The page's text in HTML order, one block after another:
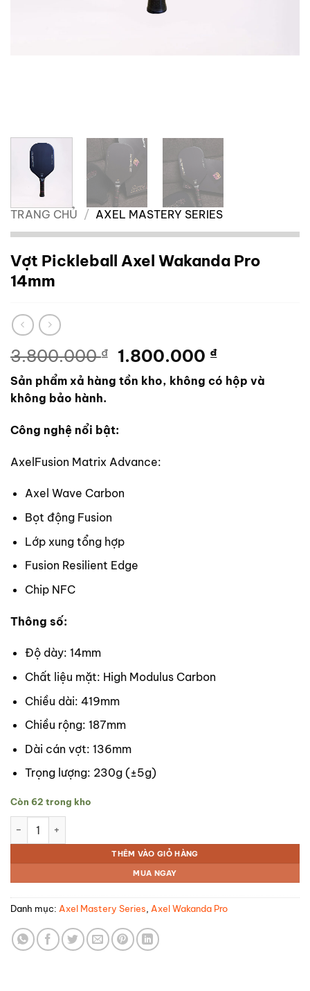
TRANG CHỦ / AXEL MASTERY SERIES
Vợt Pickleball Axel Wakanda Pro
14mm
3.800.000₫
Giá
gốc
là:
1.800.000 ₫Giá
hiện
tại
Sản phẩm xả hàng tồn kho, không có hộp và
không bảo hành.
Công nghệ nổi bật:
AxelFusion Matrix Advance:
Axel Wave Carbon
Bọt động Fusion
Lớp xung tổng hợp
Fusion Resilient Edge
Chip NFC
Thông số:
Độ dày: 14mm
Chất liệu mặt: High Modulus Carbon
Chiều dài: 419mm
Chiều rộng: 187mm
Dài cán vợt: 136mm
Trọng lượng: 230g (±5g)
Còn 62 trong kho
Vợt Pickleball Axel Wakanda Pro 14mm số lượng
THÊM VÀO GIỎ HÀNG
MUA NGAY
Danh mục: Axel Mastery Series Axel Wakanda Pro